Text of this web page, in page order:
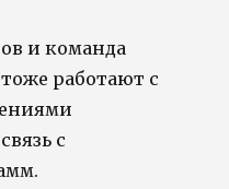
и команда
работают с
с